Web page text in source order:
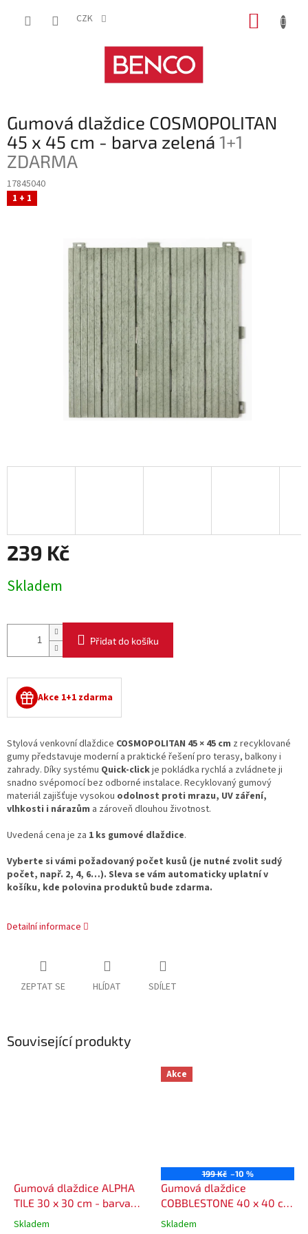
CZK
Gumová dlaždice COSMOPOLITAN
45 x 45 cm - barva zelená 1+1
ZDARMA
17845040
1 + 1
239 Kč
cena:
Skladem
Přidat do košíku
Akce 1+1 zdarma
Stylová venkovní dlaždice COSMOPOLITAN 45 × 45 cm z recyklované
gumy představuje moderní a praktické řešení pro terasy, balkony i
zahrady. Díky systému Quick-clickje pokládka rychlá a zvládnete ji
snadno svépomocí bez odborné instalace. Recyklovaný gumový
materiál zajišťuje vysokou odolnost proti mrazu, UV záření,
vlhkosti i nárazům a zároveň dlouhou životnost.
Uvedená cena je za 1 ks gumové dlaždice.
Vyberte si vámi požadovaný počet kusů (je nutné zvolit sudý
počet, např. 2, 4, 6…). Sleva se vám automaticky uplatní v
košíku, kde polovina produktů bude zdarma.
Detailní informace
ZEPTAT SE HLÍDAT SDÍLET
Související produkty
Gumová dlaždice ALPHA
TILE 30 x 30 cm - barva
černá
Skladem
Akce
199 Kč –10 %
Gumová dlaždice
COBBLESTONE 40 x 40 cm
- barva hnědá
Skladem